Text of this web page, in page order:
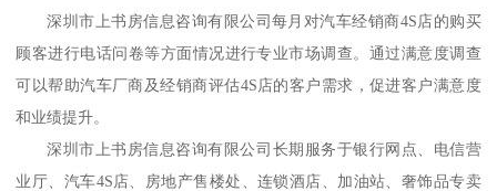
深圳市上书房信息咨询有限公司 每月对汽车经销商4S店的购买
顾客进行电话问卷等方面情况进行专业市场调查。通过满意度调查
可以帮助汽车厂商及经销商评估4S店的客户 需求 ，促进客户满意度
和业绩提升。
深圳市上书房信息咨询有限公司 长期服务于银行网点、电信营
业厅、汽车4S店、房地产售楼处、连锁酒店、加油站、奢饰品专卖